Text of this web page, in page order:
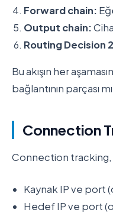
Forward chain:
Output chain:
Routing Decision
Bu akışın her
bağlantının parçası
Connection
Connection tracking,
Kaynak IP ve port
Hedef IP ve port